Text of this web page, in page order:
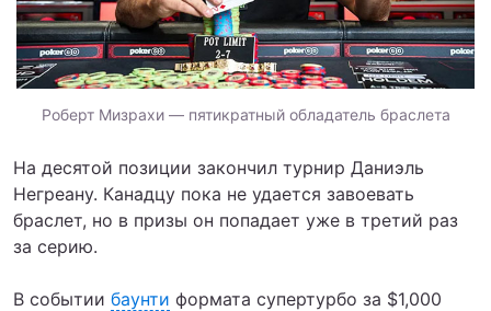
Роберт Мизрахи — пятикратный обладатель браслета
На десятой позиции закончил турнир Даниэль
Негреану. Канадцу пока не удается завоевать
браслет, но в призы он попадает уже в третий раз
за серию.
В событии баунти формата супертурбо за $1,000